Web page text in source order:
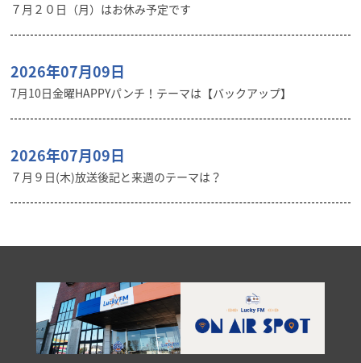
７月２０日（月）はお休み予定です
2026年07月09日
7月10日金曜HAPPYパンチ！テーマは【バックアップ】
2026年07月09日
７月９日(木)放送後記と来週のテーマは？